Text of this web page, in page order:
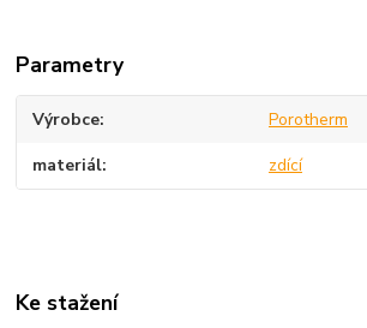
Parametry
Výrobce Porotherm
materiál zdící
Ke stažení